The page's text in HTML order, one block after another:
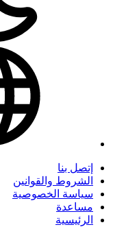
إتصل بنا
الشروط والقوانين
سياسة الخصوصية
مساعدة
الرئيسية